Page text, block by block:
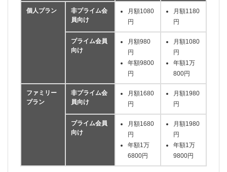
個人プラン
非プライム会
員向け
月額1080
円
月額1180
円
プライム会員
向け
月額980
円
年額9800
円
月額1080
円
年額1万
800円
ファミリー
プラン
非プライム会
員向け
月額1680
円
月額1980
円
プライム会員
向け
月額1680
円
年額1万
6800円
月額1980
円
年額1万
9800円